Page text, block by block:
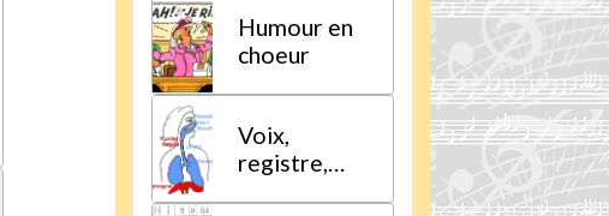
Humour en
choeur
Voix,
registre,